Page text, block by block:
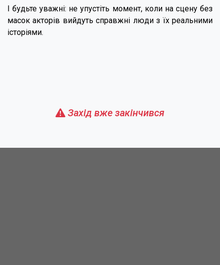
І будьте уважні: не упустіть момент, коли на сцену без
масок акторів вийдуть справжні люди з їх реальними
історіями.
Захід вже закінчився